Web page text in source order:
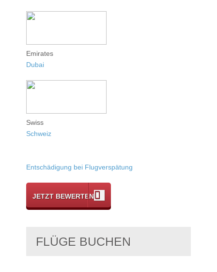
Emirates
Dubai
Swiss
Schweiz
Entschädigung bei Flugverspätung
JETZT BEWERTEN
FLÜGE BUCHEN